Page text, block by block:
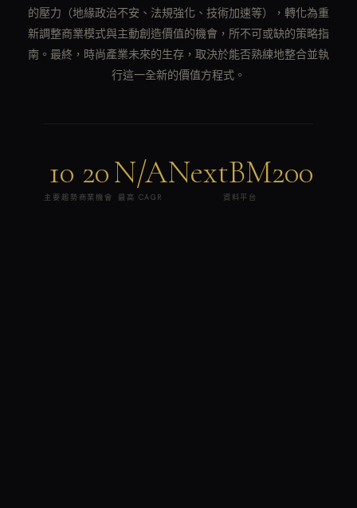
的壓力（地緣政治不安、法規強化、技術加速等），轉化為重
新調整商業模式與主動創造價值的機會，所不可或缺的策略指
南。最終，時尚產業未來的生存，取決於能否熟練地整合並執
行這一全新的價值方程式。
10
主要趨勢
20
商業機會
N/A
最高 CAGR
NextBM200
資料平台